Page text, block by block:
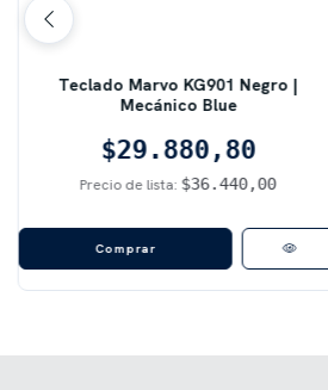
Teclado Marvo KG901 Negro |
Mecánico Blue
$29.880,80
Precio de lista: $36.440,00